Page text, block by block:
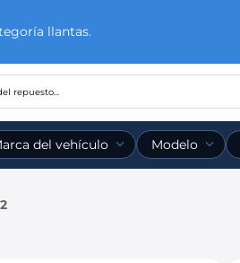
llantas.
marca del repuesto...
del vehículo Modelo